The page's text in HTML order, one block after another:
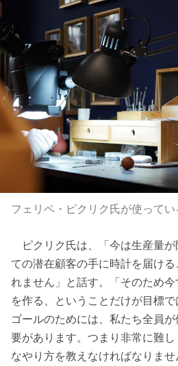
フェリペ・ピクリク氏が使ってい
ピクリク氏は、「今は生産量が
ての潜在顧客の手に時計を届け
れません」と話す。「そのため
を作る、ということだけが目標
ゴールのためには、私たち全員
要があります。つまり非常に難
なやり方を教えなければなりま